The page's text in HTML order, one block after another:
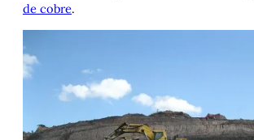
de cobre.